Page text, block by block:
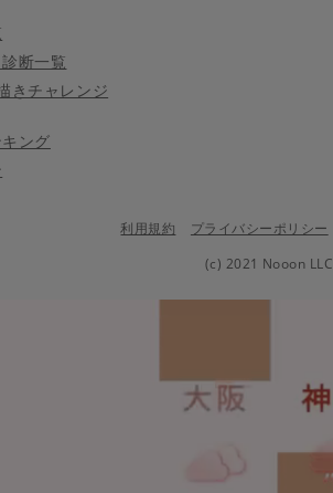
断一覧
きチャレンジ
ング
利用規約 プライバシーポリシー
(c) 2021 Nooon LLC